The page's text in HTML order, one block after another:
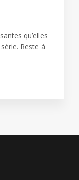
qu’elles
Reste à